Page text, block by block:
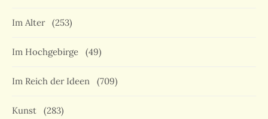
Im Alter (253)
Im Hochgebirge (49)
Im Reich der Ideen (709)
Kunst (283)